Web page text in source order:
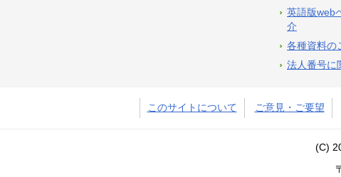
英語版web
介
各種資料の
法人番号に
このサイトについて ご意見・ご要望
(C)